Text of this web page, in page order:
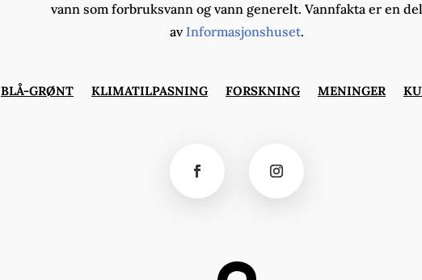
vann som forbruksvann og vann generelt. Vannfakta er en del
av Informasjonshuset.
BLÅ-GRØNT KLIMATILPASNING FORSKNING MENINGER